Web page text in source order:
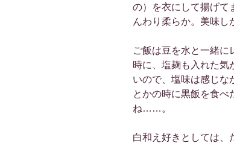
の）を衣にして揚げて
んわり柔らか。美味し
ご飯は豆を水と一緒に
時に、塩麹も入れた気
いので、塩味は感じな
とかの時に黒飯を食べ
ね……。
白和え好きとしては、